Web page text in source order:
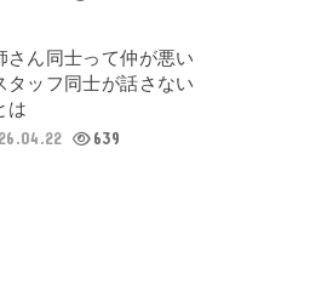
さん同士って仲が悪い
タッフ同士が話さない
は
639